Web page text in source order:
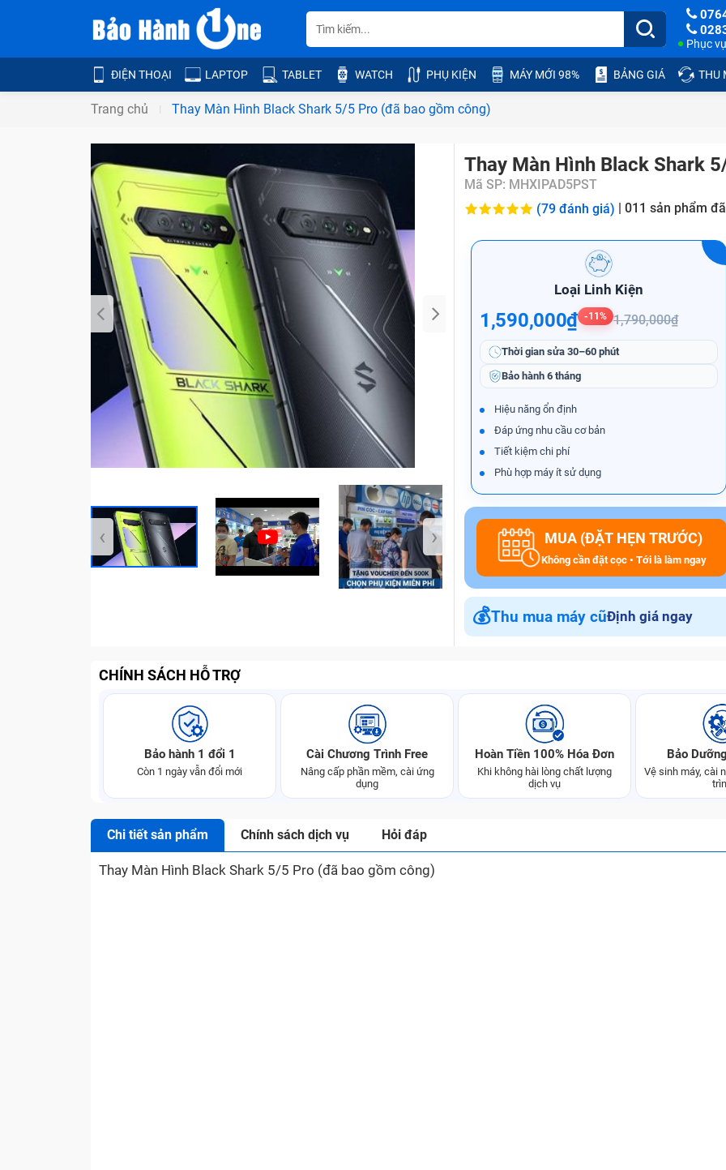
Phục
ĐIỆN THOẠI LAPTOP TABLET WATCH PHỤ KIỆN MÁY MỚI 98% BẢNG GIÁ THU
Trang chủ Thay Màn Hình Black Shark 5/5 Pro (đã bao gồm công)
Bảo Hành One
‹ ›
Thay Màn Hình Black Shark
Mã SP: MHXIPAD5PST
(79 đánh giá) | 011 sản phẩm
Loại Linh Kiện
1,590,000₫ -11% 1,790,000₫
Thời gian sửa 30–60 phút
Bảo hành 6 tháng
Hiệu năng ổn định
Đáp ứng nhu cầu cơ bản
Tiết kiệm chi phí
Phù hợp máy ít sử dụng
MUA (ĐẶT HẸN TRƯỚC)
Không cần đặt cọc • Tới là làm ngay
💰Thu mua máy cũĐịnh giá ngay
CHÍNH SÁCH HỖ TRỢ
Bảo hành 1 đổi 1
Còn 1 ngày vẫn đổi mới
Cài Chương Trình Free
Nâng cấp phần mềm, cài ứng
dụng
Hoàn Tiền 100% Hóa Đơn
Khi không hài lòng chất lượng
dịch vụ
Bảo
Vệ sinh máy, cài
Chi tiết sản phẩm Chính sách dịch vụ Hỏi đáp
Thay Màn Hình Black Shark 5/5 Pro (đã bao gồm công)